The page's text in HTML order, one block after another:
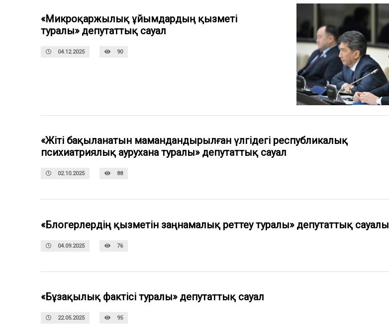
«Микроқаржылық ұйымдардың қызметі
туралы» депутаттық сауал
04.12.2025 90
«Жіті бақыланатын мамандандырылған үлгідегі республикалық
психиатриялық аурухана туралы» депутаттық сауал
02.10.2025 88
«Блогерлердің қызметін заңнамалық реттеу туралы» депутаттық сауалы
04.09.2025 76
«Бұзақылық фактісі туралы» депутаттық сауал
22.05.2025 95